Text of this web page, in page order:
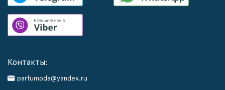
Контакты:
parfumoda@yandex.ru